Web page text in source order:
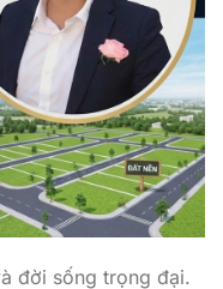
đời sống trọng đại.